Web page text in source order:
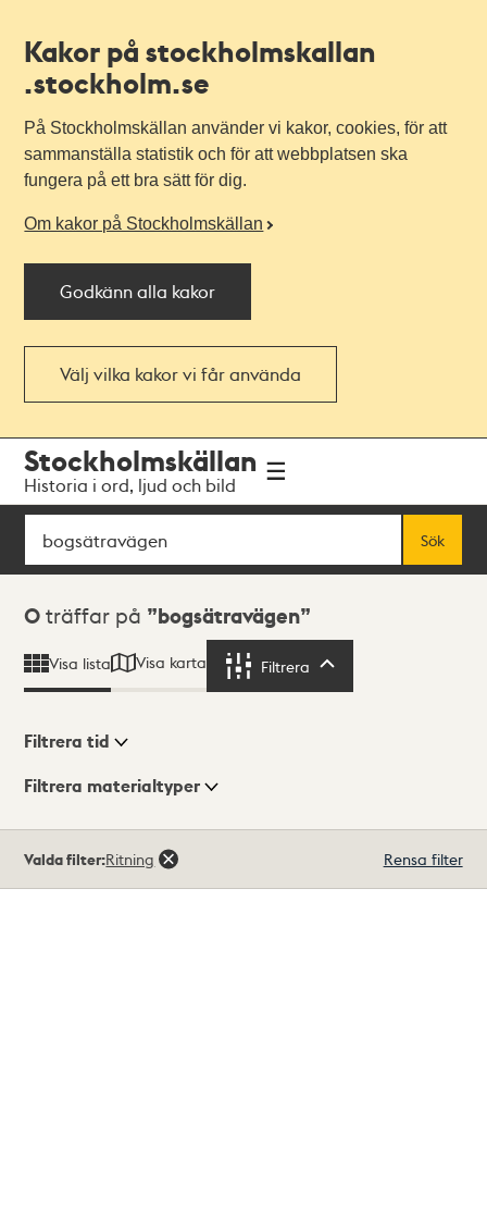
Kakor på stockholmskallan
.stockholm.se
På Stockholmskällan använder vi kakor, cookies, för att
sammanställa statistik och för att webbplatsen ska
fungera på ett bra sätt för dig.
Om kakor på Stockholmskällan
Godkänn alla kakor
Välj vilka kakor vi får använda
navigationen
huvudinnehållet
Stockholmskällan
Historia i ord, ljud och bild
Sök
Sök
Sökresultat
0 träffar på bogsätravägen
Visa lista Visa karta Filtrera
Visningsläge
Filtrera tid
Filtrera materialtyper
träffar
Valda filter:Ritning Rensa filter